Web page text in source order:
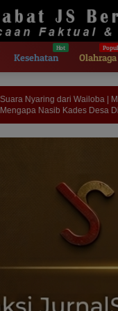
Kesehatan Olahraga
:
di
Di